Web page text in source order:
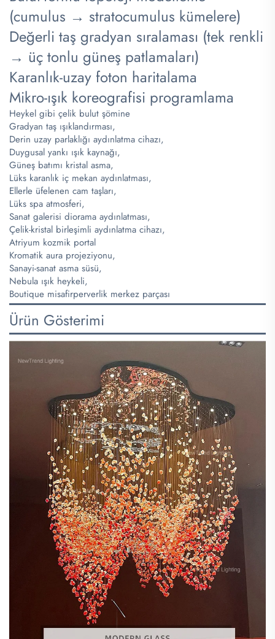
(cumulus → stratocumulus kümelere)
Değerli taş gradyan sıralaması (tek renkli
→ üç tonlu güneş patlamaları)
Karanlık-uzay foton haritalama
Mikro-ışık koreografisi programlama
Heykel gibi çelik bulut şömine
Gradyan taş ışıklandırması,
Derin uzay parlaklığı aydınlatma cihazı,
Duygusal yankı ışık kaynağı,
Güneş batımı kristal asma,
Lüks karanlık iç mekan aydınlatması,
Ellerle üfelenen cam taşları,
Lüks spa atmosferi,
Sanat galerisi diorama aydınlatması,
Çelik-kristal birleşimli aydınlatma cihazı,
Atriyum kozmik portal
Kromatik aura projeziyonu,
Sanayi-sanat asma süsü,
Nebula ışık heykeli,
Boutique misafirperverlik merkez parçası
Ürün Gösterimi